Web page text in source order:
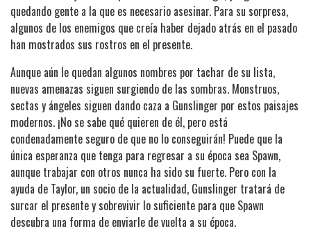
quedando gente a la que es necesario asesinar. Para su sorpresa,
algunos de los enemigos que creía haber dejado atrás en el pasado
han mostrados sus rostros en el presente.
Aunque aún le quedan algunos nombres por tachar de su lista,
nuevas amenazas siguen surgiendo de las sombras. Monstruos,
sectas y ángeles siguen dando caza a Gunslinger por estos paisajes
modernos. ¡No se sabe qué quieren de él, pero está
condenadamente seguro de que no lo conseguirán! Puede que la
única esperanza que tenga para regresar a su época sea Spawn,
aunque trabajar con otros nunca ha sido su fuerte. Pero con la
ayuda de Taylor, un socio de la actualidad, Gunslinger tratará de
surcar el presente y sobrevivir lo suficiente para que Spawn
descubra una forma de enviarle de vuelta a su época.